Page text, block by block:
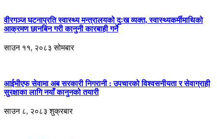
वीरगञ्ज घटनाप्रति स्वास्थ्य मन्त्रालयको दुःख व्यक्त, स्वास्थ्यकर्मीमाथिको
आक्रमण छानबिन गरी कानुनी कारबाही गर्ने
साउन ११, २०८३ सोमबार
आईभीएफ सेवामा अब सरकारी निगरानी : उपचारको विश्वसनीयता र सेवाग्राही
सुरक्षाका लागि नयाँ कानुनको तयारी
साउन ८, २०८३ शुक्रबार